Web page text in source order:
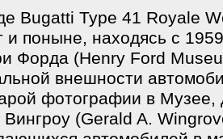
Bugatti Type 41 Royale
и поныне, находясь с
Форда (Henry Ford
внешности
фотографии в Музее,
(Gerald A.